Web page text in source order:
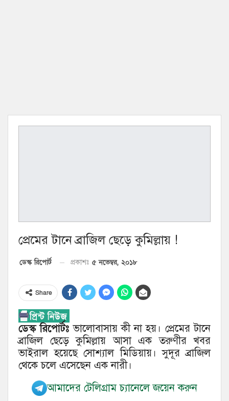
প্রেমের টানে ব্রাজিল ছেড়ে কুমিল্লায় !
ডেস্ক রিপোর্ট প্রকাশঃ ৫ নভেম্বর, ২০১৮
Share
ডেস্ক রিপোর্টঃ ভালোবাসায় কী না হয়। প্রেমের টানে
ব্রাজিল ছেড়ে কুমিল্লায় আসা এক তরুণীর খবর
ভাইরাল হয়েছে সোশ্যাল মিডিয়ায়। সুদূর ব্রাজিল
থেকে চলে এসেছেন এক নারী।
আমাদের টেলিগ্রাম চ্যানেলে জয়েন করুন